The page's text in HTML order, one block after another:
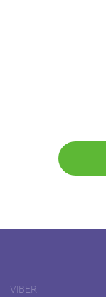
VIBER